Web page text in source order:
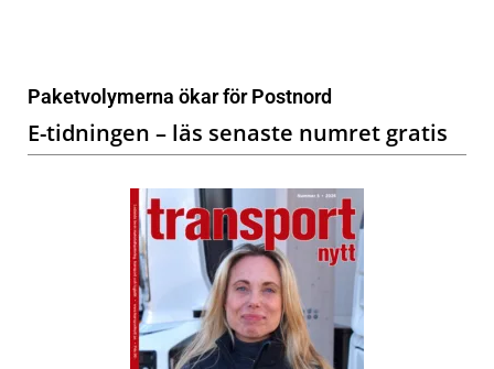
Paketvolymerna ökar för Postnord
E-tidningen – läs senaste numret gratis